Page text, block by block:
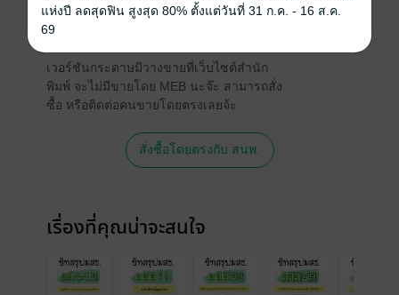
สนใจเวอร์ชันกระดาษ เชิญทางนี้!
เวอร์ชันกระดาษมีวางขายที่เว็บไซต์สำนัก
พิมพ์ จะไม่มีขายโดย MEB นะจ๊ะ สามารถสั่ง
ซื้อ หรือติดต่อคนขายโดยตรงเลยจ้ะ
สั่งซื้อโดยตรงกับ สนพ.
เรื่องที่คุณน่าจะสนใจ
แห่งปี ลดสุดฟิน สูงสุด 80% ตั้งแต่วันที่ 31 ก.ค. - 16 ส.ค.
69